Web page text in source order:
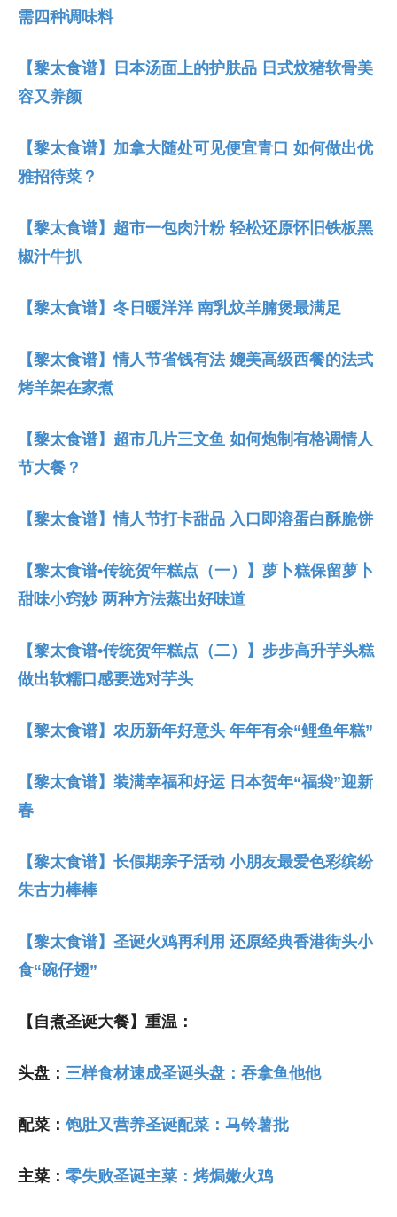
需四种调味料
【黎太食谱】日本汤面上的护肤品 日式炆猪软骨美
容又养颜
【黎太食谱】加拿大随处可见便宜青口 如何做出优
雅招待菜？
【黎太食谱】超市一包肉汁粉 轻松还原怀旧铁板黑
椒汁牛扒
【黎太食谱】冬日暖洋洋 南乳炆羊腩煲最满足
【黎太食谱】情人节省钱有法 媲美高级西餐的法式
烤羊架在家煮
【黎太食谱】超市几片三文鱼 如何炮制有格调情人
节大餐？
【黎太食谱】情人节打卡甜品 入口即溶蛋白酥脆饼
【黎太食谱•传统贺年糕点（一）】萝卜糕保留萝卜
甜味小窍妙 两种方法蒸出好味道
【黎太食谱•传统贺年糕点（二）】步步高升芋头糕
做出软糯口感要选对芋头
【黎太食谱】农历新年好意头 年年有余“鲤鱼年糕”
【黎太食谱】装满幸福和好运 日本贺年“福袋”迎新
春
【黎太食谱】长假期亲子活动 小朋友最爱色彩缤纷
朱古力棒棒
【黎太食谱】圣诞火鸡再利用 还原经典香港街头小
食“碗仔翅”
【自煮圣诞大餐】重温：
头盘： 三样食材速成圣诞头盘：吞拿鱼他他
配菜：饱肚又营养圣诞配菜：马铃薯批
主菜： 零失败圣诞主菜：烤焗嫩火鸡